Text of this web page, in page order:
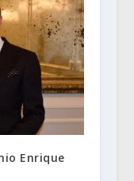
Enrique